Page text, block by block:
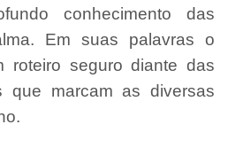
conhecimento das
Em suas palavras o
roteiro seguro diante das
que marcam as diversas